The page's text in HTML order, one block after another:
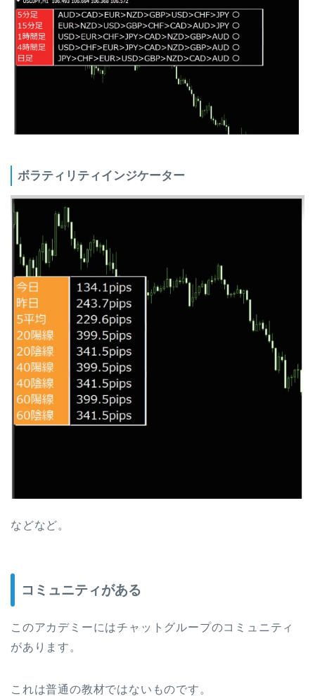
ボラティリティインジケーター
などなど。
コミュニティがある
このアカデミーにはチャットグループのコミュニティ
があります。
これは普通の教材ではないものです。